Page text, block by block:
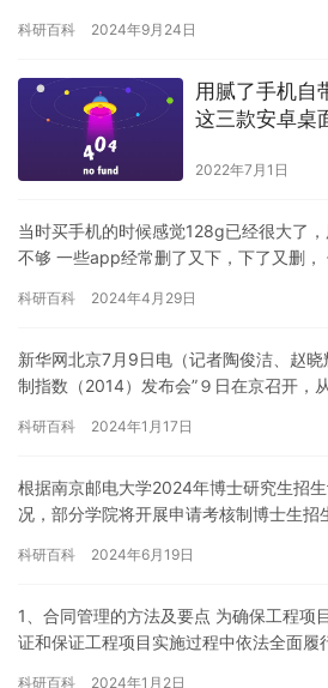
诀来进…
科研百科 2024年9月24日
用腻了手机自
这三款安卓桌
2022年7月1日
当时买手机的时候感觉128g已经很大了
不够 一些app经常删了又下，下了又删
科研百科 2024年4月29日
新华网北京7月9日电（记者陶俊洁、赵
制指数（2014）发布会”９日在京召开，
科研百科 2024年1月17日
根据南京邮电大学2024年博士研究生招
况，部分学院将开展申请考核制博士生招
科研百科 2024年6月19日
1、合同管理的方法及要点 为确保工程项
证和保证工程项目实施过程中依法全面履
科研百科 2024年1月2日